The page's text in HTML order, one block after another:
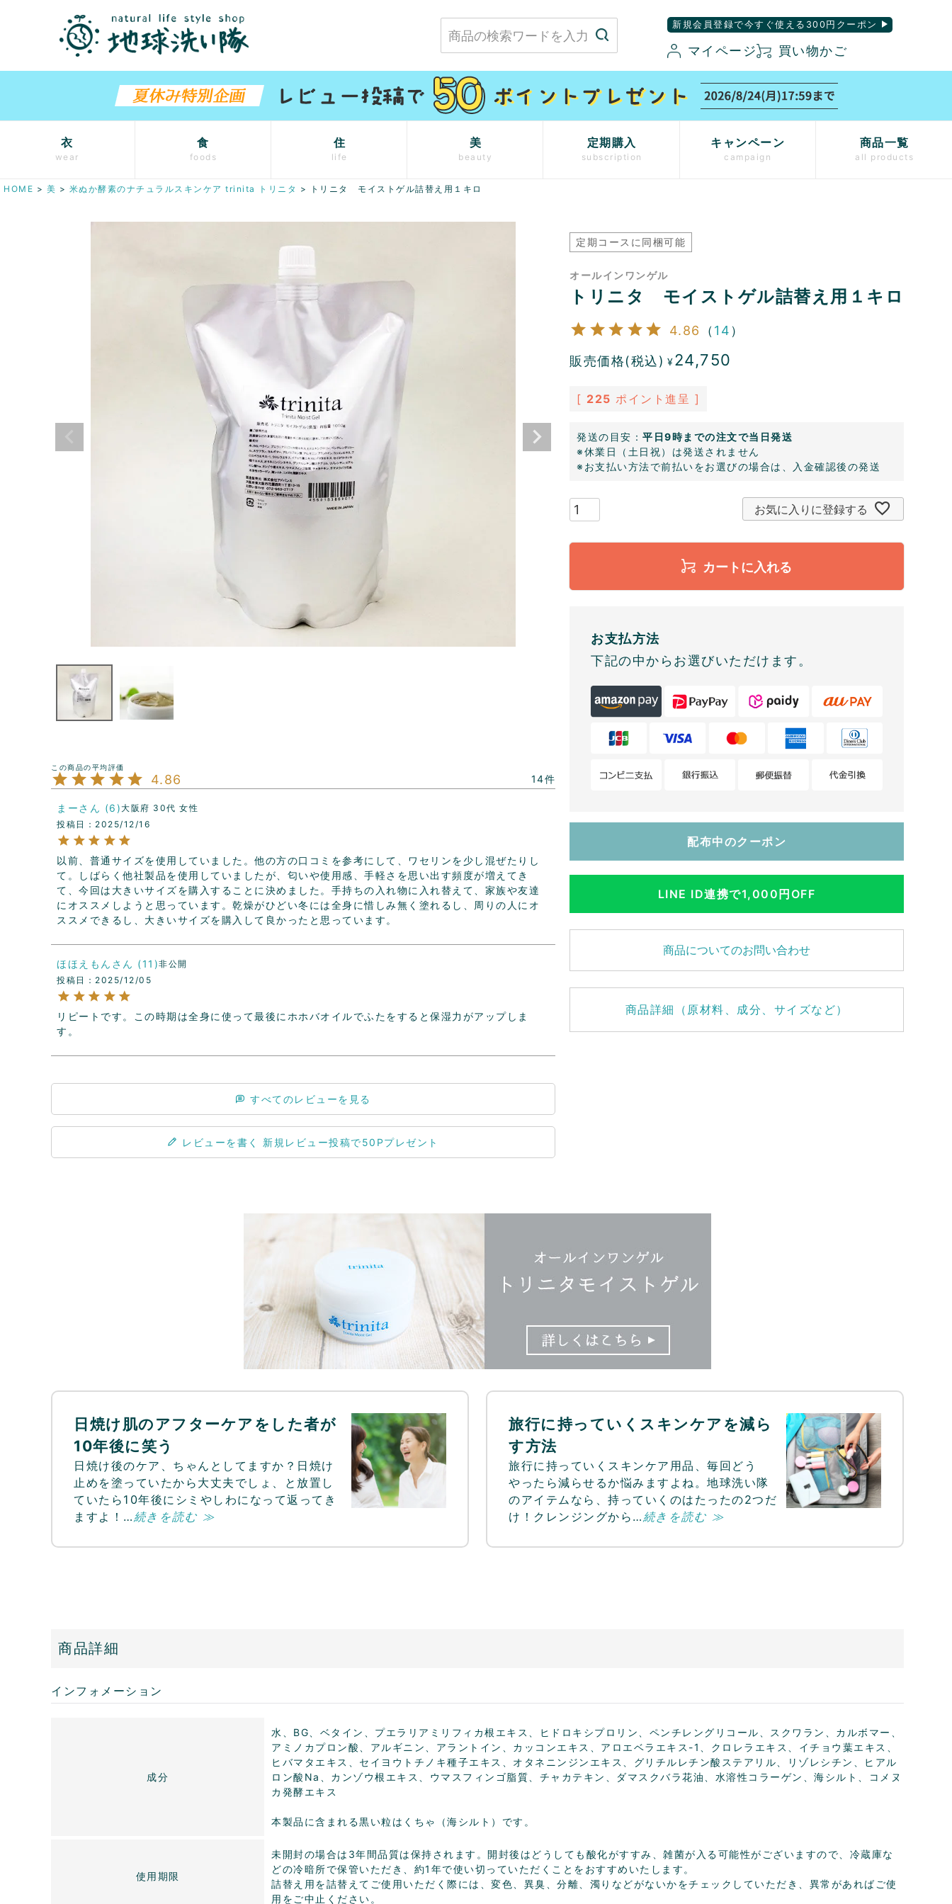
新規会員登録で今すぐ使える300円クーポン
マイページ 買い物かご
衣
wear
食
foods
住
life
美
beauty
定期購入
subscription
キャンペーン
campaign
商品一覧
all products
HOME 美 米ぬか酵素のナチュラルスキンケア trinita トリニタ トリニタ モイストゲル詰替え用１キロ
4.86 14
まー 6 大阪府 30代 女性
投稿日
2025/12/16
以前、普通サイズを使用していました。他の方の口コミを参考にして、ワセリンを少し混ぜたりし
て。しばらく他社製品を使用していましたが、匂いや使用感、手軽さを思い出す頻度が増えてき
て、今回は大きいサイズを購入することに決めました。手持ちの入れ物に入れ替えて、家族や友達
にオススメしようと思っています。乾燥がひどい冬には全身に惜しみ無く塗れるし、周りの人にオ
ススメできるし、大きいサイズを購入して良かったと思っています。
ほほえもん 11
非公開
投稿日
2025/12/05
リピートです。この時期は全身に使って最後にホホバオイルでふたをすると保湿力がアップしま
す。
すべてのレビューを見る
レビューを書く
定期コースに同梱可能
オールインワンゲル
トリニタ モイストゲル詰替え用１キロ
4.86 （ 14 ）
販売価格(税込) ¥24,750
[ 225 ポイント進呈 ]
発送の目安： 平日9時までの注文で当日発送
※休業日（土日祝）は発送されません
※お支払い方法で前払いをお選びの場合は、入金確認後の発送
お気に入りに登録する
カートに入れる
お支払方法
下記の中からお選びいただけます。
配布中のクーポン
LINE ID連携で1,000円OFF
商品についてのお問い合わせ
商品詳細（原材料、成分、サイズなど）
日焼け肌のアフターケアをした者が
10年後に笑う
日焼け後のケア、ちゃんとしてますか？日焼け
止めを塗っていたから大丈夫でしょ、と放置し
ていたら10年後にシミやしわになって返ってき
ますよ！…続きを読む ≫
旅行に持っていくスキンケアを減ら
す方法
旅行に持っていくスキンケア用品、毎回どう
やったら減らせるか悩みますよね。地球洗い隊
のアイテムなら、持っていくのはたったの2つだ
け！クレンジングから…続きを読む ≫
商品詳細
インフォメーション
成分
水、BG、ベタイン、プエラリアミリフィカ根エキス、ヒドロキシプロリン、ペンチレングリコール、スクワラン、カルボマー、
アミノカプロン酸、アルギニン、アラントイン、カッコンエキス、アロエベラエキス-1、クロレラエキス、イチョウ葉エキス、
ヒバマタエキス、セイヨウトチノキ種子エキス、オタネニンジンエキス、グリチルレチン酸ステアリル、リゾレシチン、ヒアル
ロン酸Na、カンゾウ根エキス、ウマスフィンゴ脂質、チャカテキン、ダマスクバラ花油、水溶性コラーゲン、海シルト、コメヌ
カ発酵エキス
本製品に含まれる黒い粒はくちゃ（海シルト）です。
使用期限
未開封の場合は3年間品質は保持されます。開封後はどうしても酸化がすすみ、雑菌が入る可能性がございますので、冷蔵庫な
どの冷暗所で保管いただき、約1年で使い切っていただくことをおすすめいたします。
詰替え用を詰替えてご使用いただく際には、変色、異臭、分離、濁りなどがないかをチェックしていただき、異常があればご使
用をご中止ください。